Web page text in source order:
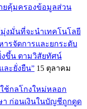
ยคุ้มครองข้อมูลส่วน
งมั่นที่จะนำเทคโนโลยี
รจัดการและยกระดับ
ขึ้น ตามวิสัยทัศน์
ละยั่งยืน” 15 ตุลาคม
ช้กลโกงใหม่หลอก
า ก่อนเงินในบัญชีถูกดูด